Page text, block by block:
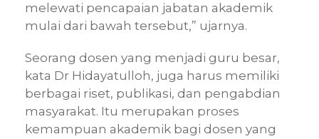
melewati pencapaian jabatan akademik
mulai dari bawah tersebut,” ujarnya.
Seorang dosen yang menjadi guru besar,
kata Dr Hidayatulloh, juga harus memiliki
berbagai riset, publikasi, dan pengabdian
masyarakat. Itu merupakan proses
kemampuan akademik bagi dosen yang